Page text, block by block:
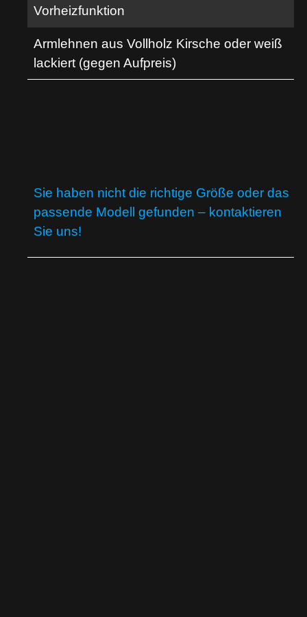
Vorheizfunktion
Armlehnen aus Vollholz Kirsche oder weiß
lackiert (gegen Aufpreis)
Sie haben nicht die richtige Größe oder das
passende Modell gefunden – kontaktieren
Sie uns!